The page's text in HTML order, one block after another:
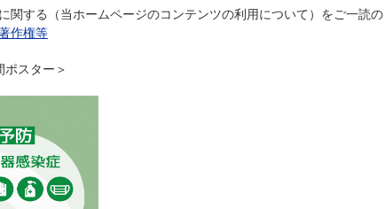
する（当ホームページのコンテンツの利用について）をご一読の
作権等
ポスター＞